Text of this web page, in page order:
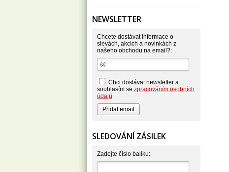
Alufix
Astonish
Atlantic
AutoMax Group
Axcentive
BaL
Bateria
Beauty Lille
Beiersdorf - Nivea
Bella
Benkor
BERGEN S. R. L.
Bettina Barty
Bio-repel
Bioclean
Biolit
BIOM s.r.o.
NEWSLETTER
Chcete dostávat informace o
slevách, akcích a novinkách z
našeho obchodu na email?:
Chci dostávat newsletter a
souhlasím se zpracováním osobních
údajů
SLEDOVÁNÍ ZÁSILEK
Zadejte číslo balíku: